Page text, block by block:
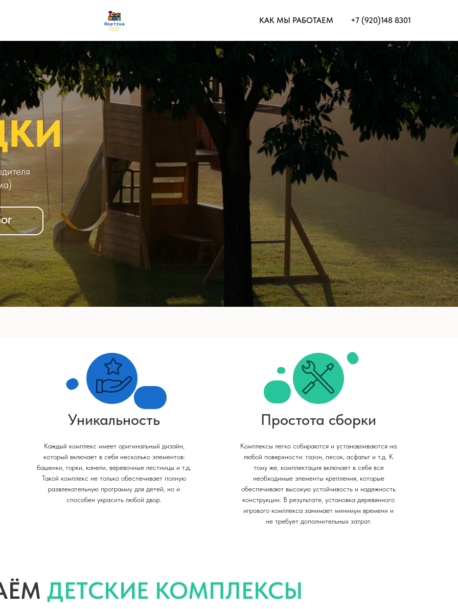
КАК МЫ РАБОТАЕМ +7 (920)148 8301
Каждый комплекс имеет оригинальный дизайн,
который включает в себя несколько элементов:
башенки, горки, качели, веревочные лестницы и т.д.
Такой комплекс не только обеспечивает полную
развлекательную программу для детей, но и
способен украсить любой двор.
Комплексы легко собираются и устанавливаются на
любой поверхности: газон, песок, асфальт и т.д. К
тому же, комплектация включает в себя все
необходимые элементы крепления, которые
обеспечивают высокую устойчивость и надежность
конструкции. В результате, установка деревянного
игрового комплекса занимает минимум времени и
не требует дополнительных затрат.
Уникальность Простота сборки
ДЕТСКИЕ КОМПЛЕКСЫ